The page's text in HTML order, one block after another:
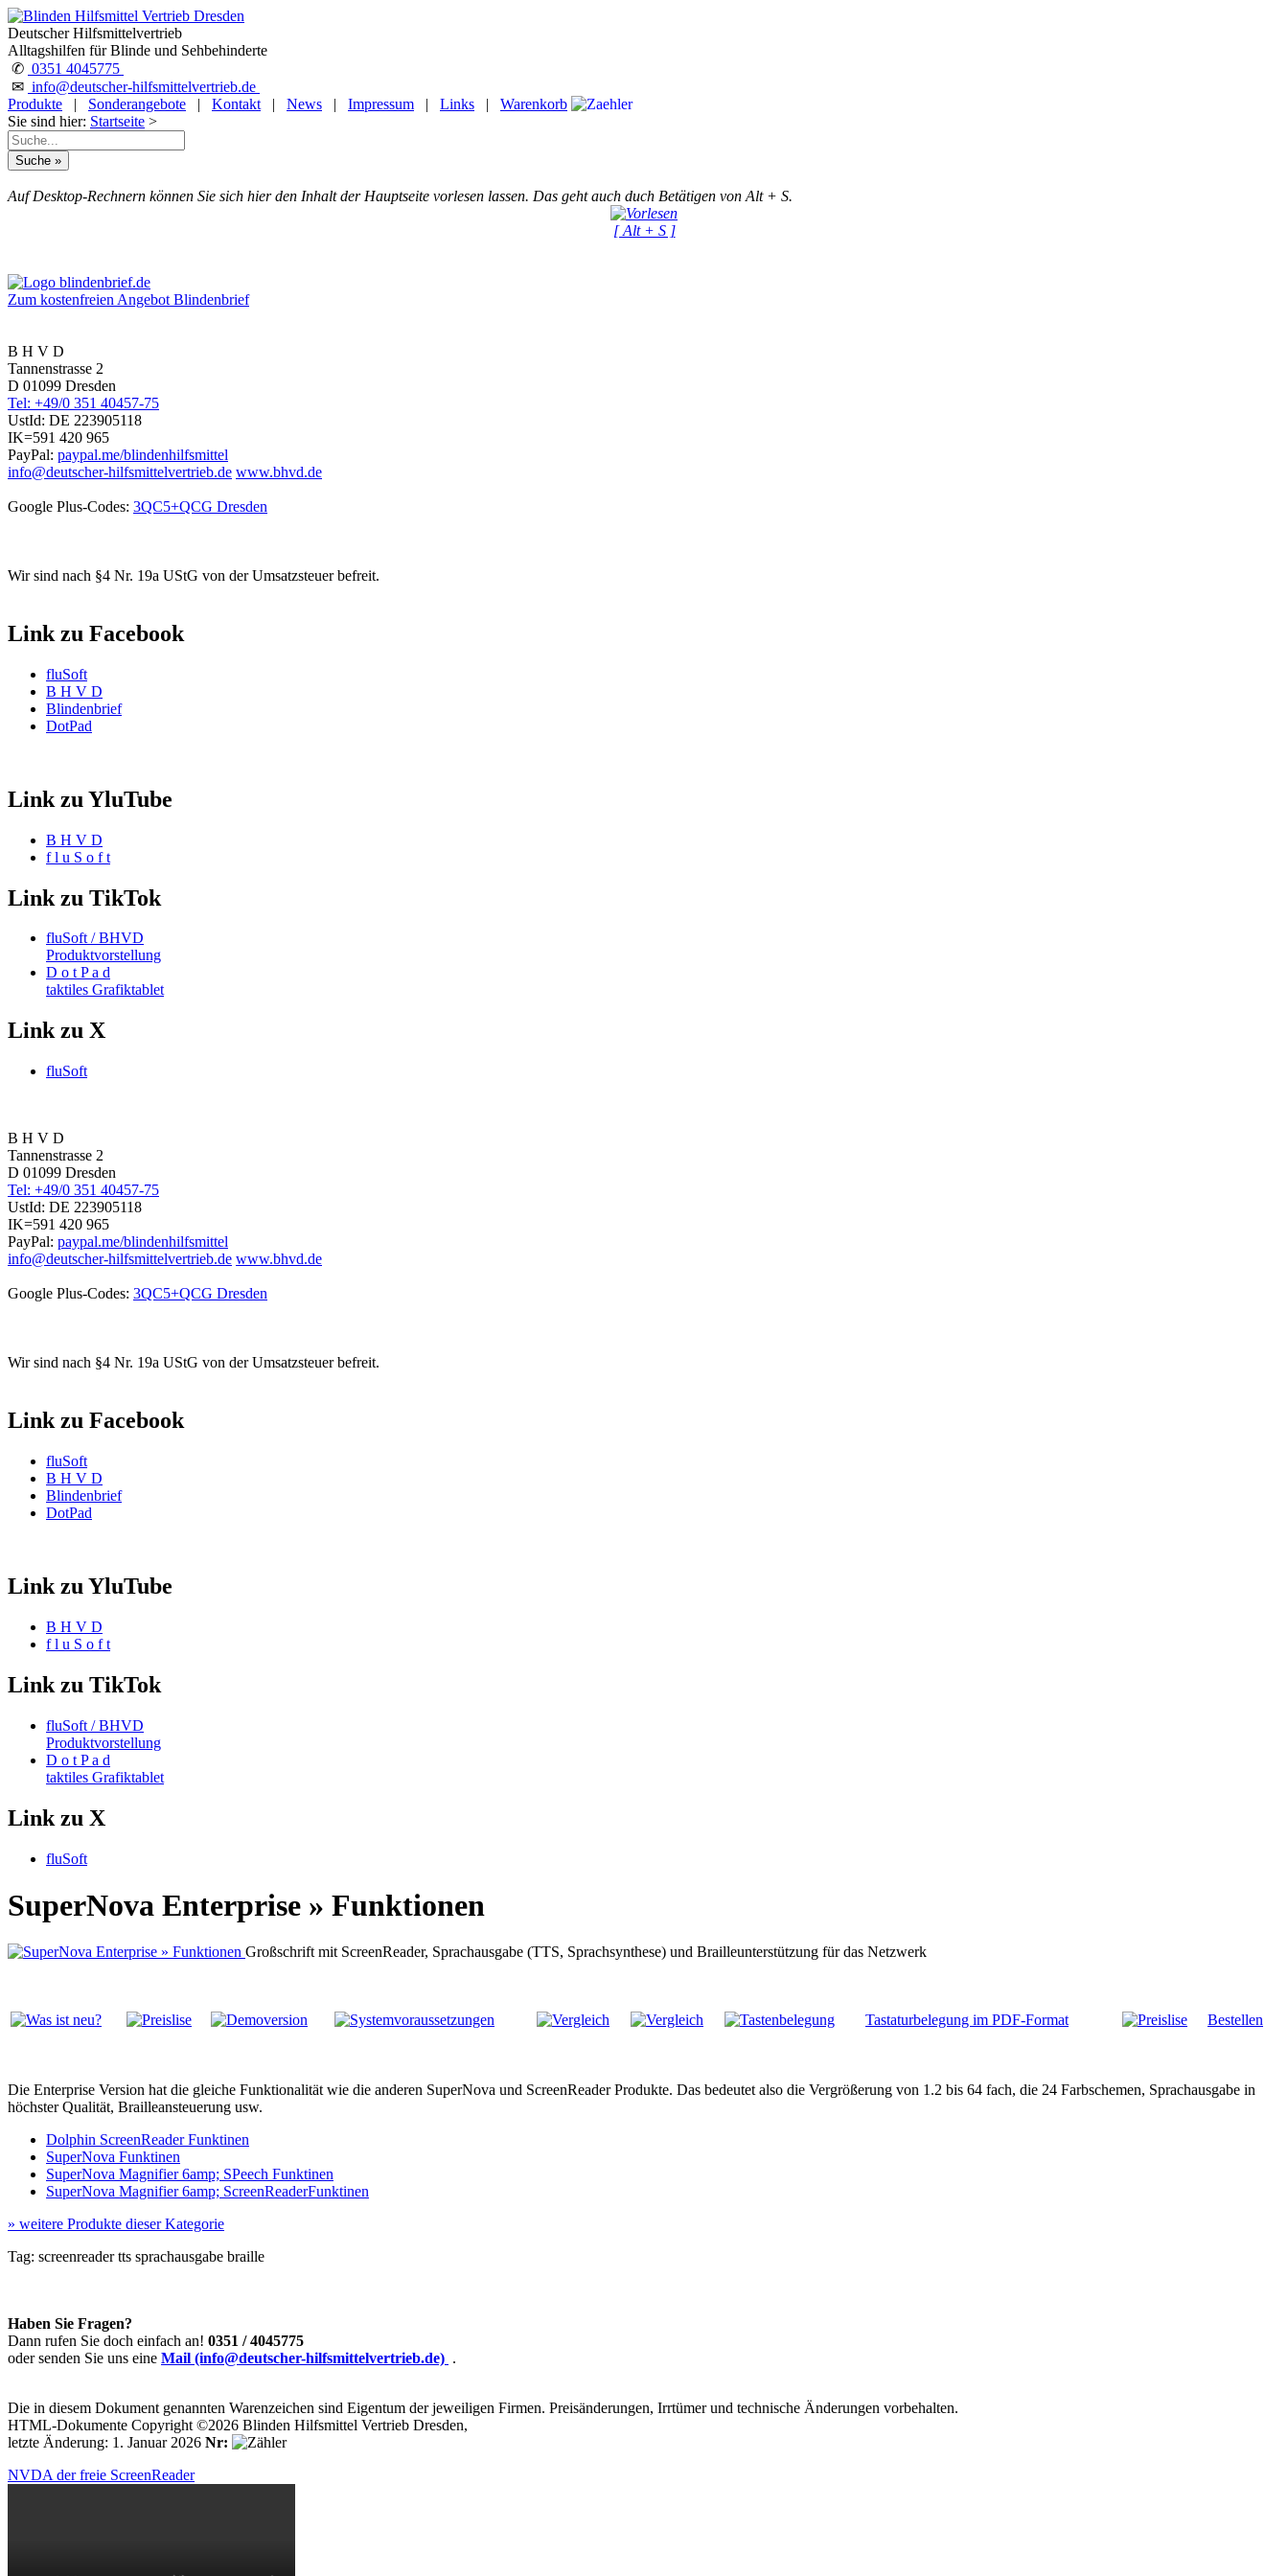
Deutscher Hilfsmittelvertrieb
Alltagshilfen für Blinde und Sehbehinderte
✆ 0351 4045775
✉ info@deutscher-hilfsmittelvertrieb.de
Produkte
| Sonderangebote | Kontakt | News | Impressum | Links |
Warenkorb
Sie sind hier: Startseite >
Auf Desktop-Rechnern können Sie sich hier den Inhalt der Hauptseite vorlesen lassen. Das geht auch duch Betätigen von Alt + S.
[ Alt + S ]
Zum kostenfreien Angebot Blindenbrief
B H V D
Tannenstrasse 2
D 01099 Dresden
Tel: +49/0 351 40457-75
UstId: DE 223905118
IK=591 420 965
PayPal: paypal.me/blindenhilfsmittel
info@deutscher-hilfsmittelvertrieb.de www.bhvd.de
Google Plus-Codes: 3QC5+QCG Dresden
Wir sind nach §4 Nr. 19a UStG von der Umsatzsteuer befreit.
Link zu Facebook
fluSoft
B H V D
Blindenbrief
DotPad
Link zu YluTube
B H V D
f l u S o f t
Link zu TikTok
fluSoft / BHVD
Produktvorstellung
D o t P a d
taktiles Grafiktablet
Link zu X
fluSoft
B H V D
Tannenstrasse 2
D 01099 Dresden
Tel: +49/0 351 40457-75
UstId: DE 223905118
IK=591 420 965
PayPal: paypal.me/blindenhilfsmittel
info@deutscher-hilfsmittelvertrieb.de www.bhvd.de
Google Plus-Codes: 3QC5+QCG Dresden
Wir sind nach §4 Nr. 19a UStG von der Umsatzsteuer befreit.
Link zu Facebook
fluSoft
B H V D
Blindenbrief
DotPad
Link zu YluTube
B H V D
f l u S o f t
Link zu TikTok
fluSoft / BHVD
Produktvorstellung
D o t P a d
taktiles Grafiktablet
Link zu X
fluSoft
SuperNova Enterprise » Funktionen
Großschrift mit ScreenReader, Sprachausgabe (TTS, Sprachsynthese) und Brailleunterstützung für das Netzwerk
Tastaturbelegung im PDF-Format Bestellen
Die Enterprise Version hat die gleiche Funktionalität wie die anderen SuperNova und ScreenReader Produkte. Das bedeutet also die Vergrößerung von 1.2 bis 64 fach, die 24 Farbschemen, Sprachausgabe in
höchster Qualität, Brailleansteuerung usw.
Dolphin ScreenReader Funktinen
SuperNova Funktinen
SuperNova Magnifier 6amp; SPeech Funktinen
SuperNova Magnifier 6amp; ScreenReaderFunktinen
» weitere Produkte dieser Kategorie
Tag: screenreadertts sprachausgabe braille
Haben Sie Fragen?
Dann rufen Sie doch einfach an! 0351 / 4045775
oder senden Sie uns eine Mail (info@deutscher-hilfsmittelvertrieb.de) .
Die in diesem Dokument genannten Warenzeichen sind Eigentum der jeweiligen Firmen. Preisänderungen, Irrtümer und technische Änderungen vorbehalten.
HTML-Dokumente Copyright ©2026 Blinden Hilfsmittel Vertrieb Dresden,
letzte Änderung: 1. Januar 2026 Nr:
NVDA der freie ScreenReader